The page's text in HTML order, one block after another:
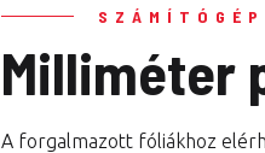
Milliméter
A forgalmazott fóliákhoz